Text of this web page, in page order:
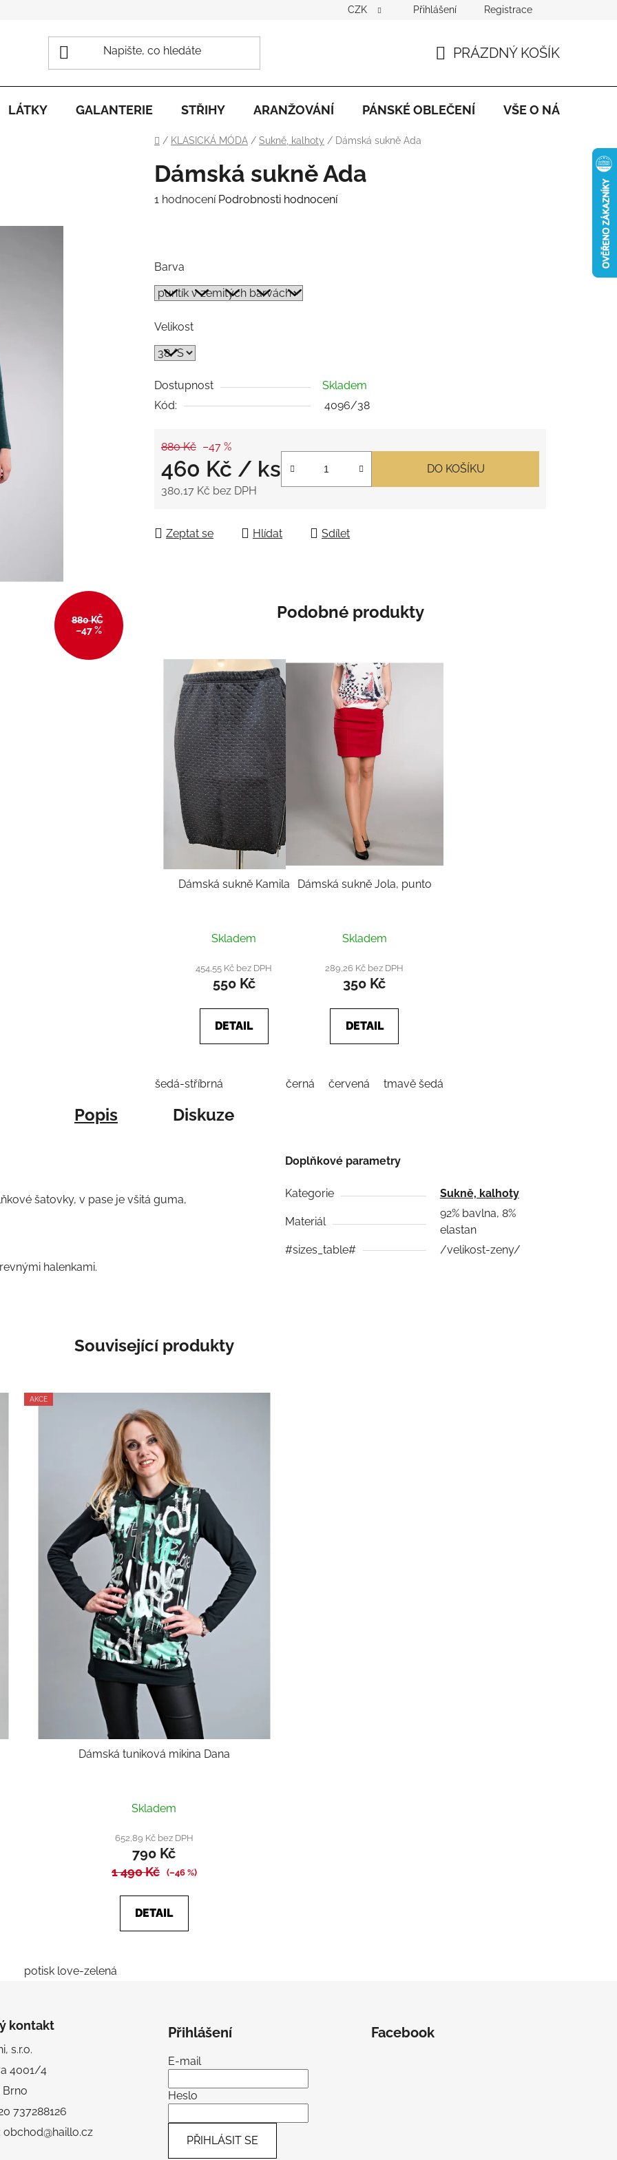
CZK Přihlášení Registrace
KOŠÍK
PRÁZDNÝ KOŠÍK
LÁTKY GALANTERIE STŘIHY ARANŽOVÁNÍ PÁNSKÉ OBLEČENÍ VŠE O NÁKUPU
Domů
/ KLASICKÁ MÓDA / Sukně, kalhoty / Dámská sukně Ada
Dámská sukně Ada
Průměrné
4,0
z
hvězdiček.
1 hodnocení Podrobnosti hodnocení
Barva
Velikost
Dostupnost
Skladem
Kód:
4096/38
880 Kč –47 %
460 Kč / ks
380,17 Kč bez DPH
DO KOŠÍKU
Zeptat se Hlídat Sdílet
Podobné produkty
Dámská sukně Kamila
Skladem
454,55 Kč bez DPH
550 Kč
DETAIL
šedá-stříbrná
Dámská sukně Jola, punto
Skladem
289,26 Kč bez DPH
350 Kč
DETAIL
černá červená tmavě šedá
880 KČ
–47 %
Popis Diskuze
šatovky, v pase je všitá guma,
halenkami.
Doplňkové parametry
Kategorie Sukně, kalhoty
Materiál
92% bavlna, 8%
elastan
#sizes_table#
/velikost-zeny/
Související produkty
AKCE
Dámská tuniková mikina Dana
hodnocení
produktu
je
4,5
5
Skladem
652,89 Kč bez DPH
790 Kč
1 490 Kč (–46 %)
DETAIL
potisk love-zelená
kontakt
s.r.o.
4001/4
Brno
737288126
obchod@haillo.cz
Přihlášení
E-mail
Heslo
PŘIHLÁSIT SE
Facebook